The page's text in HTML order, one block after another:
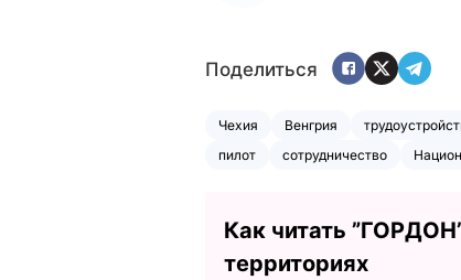
Поделиться
Чехия Венгрия
пилот
сотрудничество
Как читать
территориях